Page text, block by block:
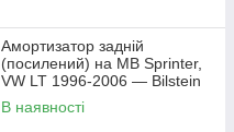
Амортизатор задній
(посилений) на MB Sprinter,
VW LT 1996-2006 — Bilstein
(Німеччина) — 19-100180
В наявності